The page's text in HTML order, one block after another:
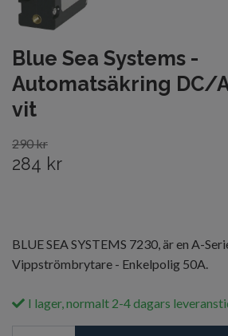
Blue Sea Systems -
Automatsäkring DC/
vit
290 kr
284 kr
BLUE SEA SYSTEMS 7230, är en A-
Vippströmbrytare - Enkelpolig 50A.
I lager, normalt 2-4 dagars